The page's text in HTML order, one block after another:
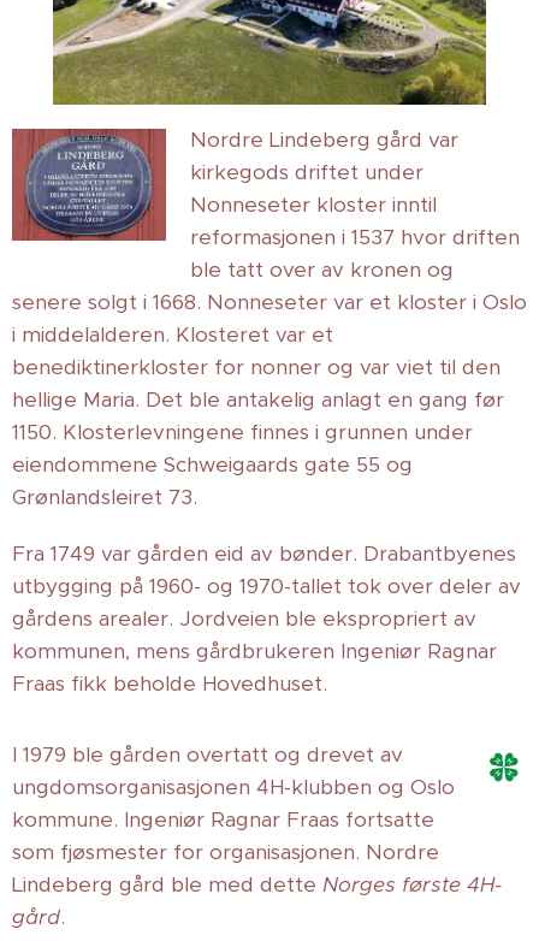
Nordre Lindeberg gård var
kirkegods driftet under
Nonneseter kloster inntil
reformasjonen i 1537 hvor driften
ble tatt over av kronen og
senere solgt i 1668. Nonneseter var et kloster i Oslo
i middelalderen. Klosteret var et
benediktinerkloster for nonner og var viet til den
hellige Maria. Det ble antakelig anlagt en gang før
1150. Klosterlevningene finnes i grunnen under
eiendommene Schweigaards gate 55 og
Grønlandsleiret 73.
Fra 1749 var gården eid av bønder. Drabantbyenes
utbygging på 1960- og 1970-tallet tok over deler av
gårdens arealer. Jordveien ble ekspropriert av
kommunen, mens gårdbrukeren Ingeniør Ragnar
Fraas fikk beholde Hovedhuset.
I 1979 ble gården overtatt og drevet av
ungdomsorganisasjonen 4H-klubben og Oslo
kommune. Ingeniør Ragnar Fraas fortsatte
som fjøsmester for organisasjonen. Nordre
Lindeberg gård ble med dette Norges første 4H-
gård.